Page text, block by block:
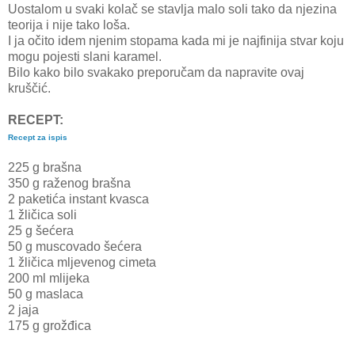
Uostalom u svaki kolač se stavlja malo soli tako da njezina
teorija i nije tako loša.
I ja očito idem njenim stopama kada mi je najfinija stvar koju
mogu pojesti slani karamel.
Bilo kako bilo svakako preporučam da napravite ovaj
kruščić.
RECEPT:
Recept za ispis
225 g brašna
350 g raženog brašna
2 paketića instant kvasca
1 žličica soli
25 g šećera
50 g muscovado šećera
1 žličica mljevenog cimeta
200 ml mlijeka
50 g maslaca
2 jaja
175 g grožđica